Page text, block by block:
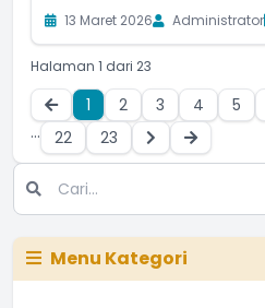
13 Maret 2026 Administrator
Halaman 1 dari 23
1 2 3 4 5
...
22 23
Menu Kategori